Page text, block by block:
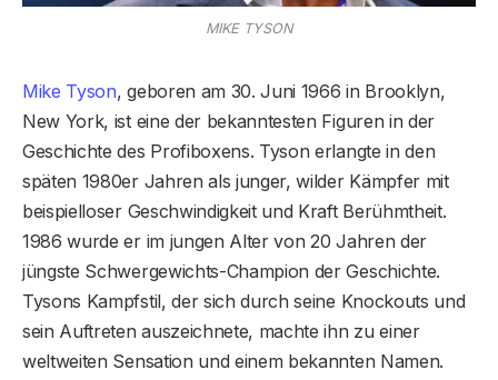
MIKE TYSON
Mike Tyson, geboren am 30. Juni 1966 in Brooklyn,
New York, ist eine der bekanntesten Figuren in der
Geschichte des Profiboxens. Tyson erlangte in den
späten 1980er Jahren als junger, wilder Kämpfer mit
beispielloser Geschwindigkeit und Kraft Berühmtheit.
1986 wurde er im jungen Alter von 20 Jahren der
jüngste Schwergewichts-Champion der Geschichte.
Tysons Kampfstil, der sich durch seine Knockouts und
sein Auftreten auszeichnete, machte ihn zu einer
weltweiten Sensation und einem bekannten Namen.